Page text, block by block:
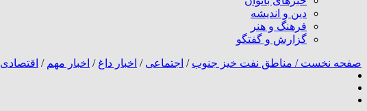
دین و اندیشه
فرهنگ و هنر
گزارش و گفتگو
صفحه نخست / مناطق نفت خیز جنوب / اجتماعی / اخبار داغ / اخبار مهم / اقتصادی